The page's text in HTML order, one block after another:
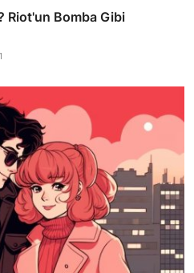
Riot'un Bomba Gibi